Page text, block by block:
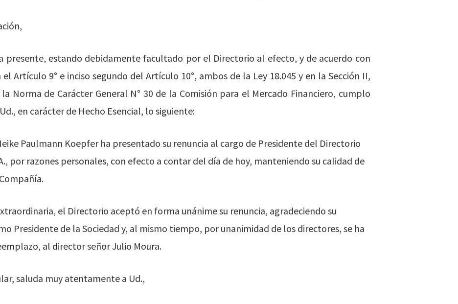
presente, estando debidamente facultado por el Directorio al efecto, y de acuerdo con
Artículo 9° e inciso segundo del Artículo 10°, ambos de la Ley 18.045 y en la Sección II,
Norma de Carácter General N° 30 de la Comisión para el Mercado Financiero, cumplo
en carácter de Hecho Esencial, lo siguiente:
Paulmann Koepfer ha presentado su renuncia al cargo de Presidente del Directorio
por razones personales, con efecto a contar del día de hoy, manteniendo su calidad de
el Directorio aceptó en forma unánime su renuncia, agradeciendo su
Presidente de la Sociedad y, al mismo tiempo, por unanimidad de los directores, se ha
al director señor Julio Moura.
saluda muy atentamente a Ud.,